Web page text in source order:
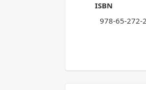
ISBN
978-65-272-